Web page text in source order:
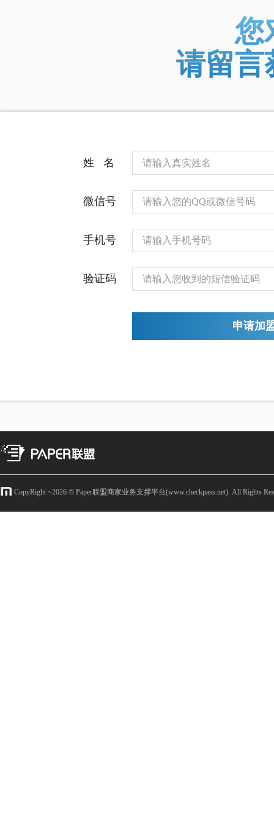
您
请留言
姓 名
微信号
手机号
验证码
申请加
CopyRight ~2026 © Paper联盟商家业务支撑平台(www.checkpass.net). All Rights